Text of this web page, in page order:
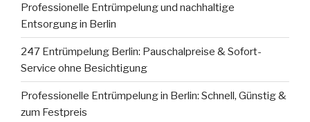
Professionelle Entrümpelung und nachhaltige
Entsorgung in Berlin
247 Entrümpelung Berlin: Pauschalpreise & Sofort-
Service ohne Besichtigung
Professionelle Entrümpelung in Berlin: Schnell, Günstig &
zum Festpreis